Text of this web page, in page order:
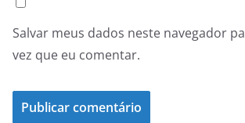
Salvar meus dados neste navegador
vez que eu comentar.